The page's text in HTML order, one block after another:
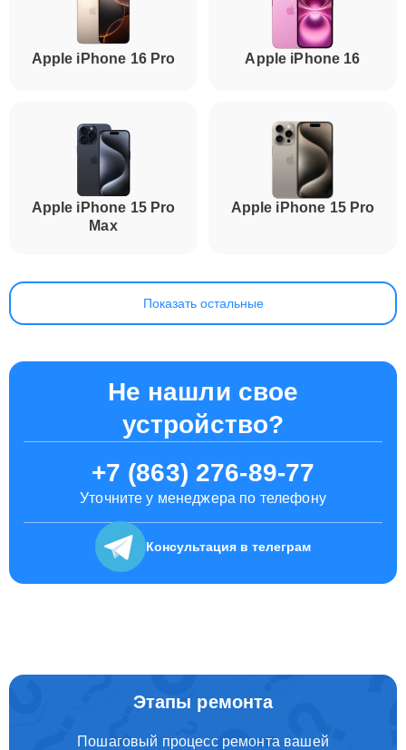
Apple iPhone 16 Pro Apple iPhone 16
Apple iPhone 15 Pro
Max
Apple iPhone 15 Pro
Показать остальные
Не нашли свое
устройство?
+7 (863) 276-89-77
Уточните у менеджера по телефону
Консультация в телеграм
Этапы ремонта
Пошаговый процесс ремонта вашей